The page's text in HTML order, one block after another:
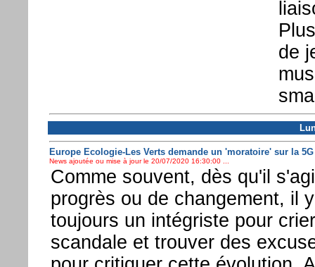
de
Europe Ecologie-Les Verts demande un 'moratoire' sur la 5G
News ajoutée ou mise à jour le 20/07/2020 16:30:00 ...
Comme souvent, dès qu'il
progrès ou de changement, il
toujours un intégriste pour
scandale et trouver des